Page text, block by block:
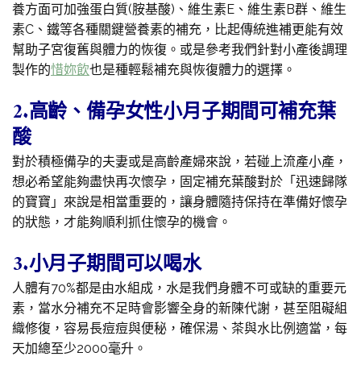
養方面可加強蛋白質(胺基酸)、維生素E、維生素B群、維生
素C、鐵等各種關鍵營養素的補充，比起傳統進補更能有效
幫助子宮復舊與體力的恢復。或是參考我們針對小產後調理
製作的惜妳飲也是種輕鬆補充與恢復體力的選擇。
2.高齡、備孕女性小月子期間可補充葉
酸
對於積極備孕的夫妻或是高齡產婦來說，若碰上流產小產，
想必希望能夠盡快再次懷孕，固定補充葉酸對於「迅速歸隊
的寶寶」來說是相當重要的，讓身體隨持保持在準備好懷孕
的狀態，才能夠順利抓住懷孕的機會。
3.小月子期間可以喝水
人體有70%都是由水組成，水是我們身體不可或缺的重要元
素，當水分補充不足時會影響全身的新陳代謝，甚至阻礙組
織修復，容易長痘痘與便秘，確保湯、茶與水比例適當，每
天加總至少2000毫升。